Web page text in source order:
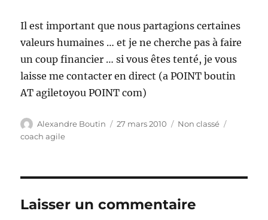
Il est important que nous partagions certaines
valeurs humaines … et je ne cherche pas à faire
un coup financier … si vous êtes tenté, je vous
laisse me contacter en direct (a POINT boutin
AT agiletoyou POINT com)
Auteur
Alexandre Boutin
Publié
27 mars 2010 Catégories
Non classé
coach agile
Laisser un commentaire